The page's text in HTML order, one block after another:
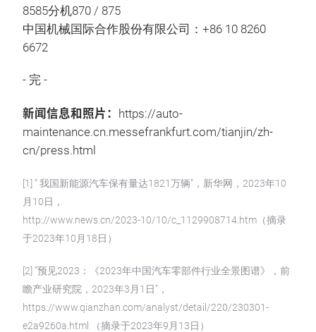
8585分机870 / 875
中国机械国际合作股份有限公司：+86 10 8260
6672
- 完 -
新闻信息和照片：
https://auto-
maintenance.cn.messefrankfurt.com/tianjin/zh-
cn/press.html
[1] “ 我国新能源汽车保有量达1821万辆”，新华网，2023年10
月10日，
http://www.news.cn/2023-10/10/c_1129908714.htm（摘录
于2023年10月18日）
[2] “预见2023：《2023年中国汽车零部件行业全景图谱》，前
瞻产业研究院，2023年3月1日”，
https://www.qianzhan.com/analyst/detail/220/230301-
e2a9260a.html （摘录于2023年9月13日）